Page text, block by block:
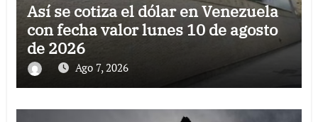
Así se cotiza el dólar en Venezuela
con fecha valor lunes 10 de agosto
de 2026
Ago 7, 2026